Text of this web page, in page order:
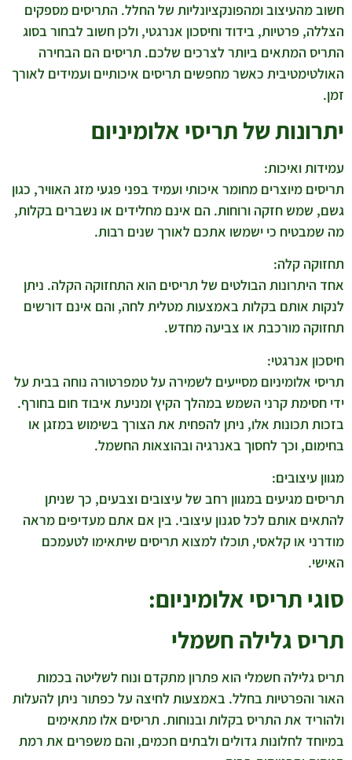
חשוב מהעיצוב ומהפונקציונליות של החלל. התריסים מספקים
הצללה, פרטיות, בידוד וחיסכון אנרגטי, ולכן חשוב לבחור בסוג
התריס המתאים ביותר לצרכים שלכם. תריסים הם הבחירה
האולטימטיבית כאשר מחפשים תריסים איכותיים ועמידים לאורך
זמן.
יתרונות של תריסי אלומיניום
עמידות ואיכות:
תריסים מיוצרים מחומר איכותי ועמיד בפני פגעי מזג האוויר, כגון
גשם, שמש חזקה ורוחות. הם אינם מחלידים או נשברים בקלות,
מה שמבטיח כי ישמשו אתכם לאורך שנים רבות.
תחזוקה קלה:
אחד היתרונות הבולטים של תריסים הוא התחזוקה הקלה. ניתן
לנקות אותם בקלות באמצעות מטלית לחה, והם אינם דורשים
תחזוקה מורכבת או צביעה מחדש.
חיסכון אנרגטי:
תריסי אלומיניום מסייעים לשמירה על טמפרטורה נוחה בבית על
ידי חסימת קרני השמש במהלך הקיץ ומניעת איבוד חום בחורף.
בזכות תכונות אלו, ניתן להפחית את הצורך בשימוש במזגן או
בחימום, וכך לחסוך באנרגיה ובהוצאות החשמל.
מגוון עיצובים:
תריסים מגיעים במגוון רחב של עיצובים וצבעים, כך שניתן
להתאים אותם לכל סגנון עיצובי. בין אם אתם מעדיפים מראה
מודרני או קלאסי, תוכלו למצוא תריסים שיתאימו לטעמכם
האישי.
סוגי תריסי אלומיניום:
תריס גלילה חשמלי
תריס גלילה חשמלי הוא פתרון מתקדם ונוח לשליטה בכמות
האור והפרטיות בחלל. באמצעות לחיצה על כפתור ניתן להעלות
ולהוריד את התריס בקלות ובנוחות. תריסים אלו מתאימים
במיוחד לחלונות גדולים ולבתים חכמים, והם משפרים את רמת